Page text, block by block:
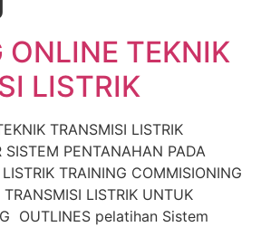
ONLINE TEKNIK
LISTRIK
TRANSMISI LISTRIK
SISTEM PENTANAHAN PADA
TRAINING COMMISIONING
LISTRIK UNTUK
OUTLINES pelatihan Sistem